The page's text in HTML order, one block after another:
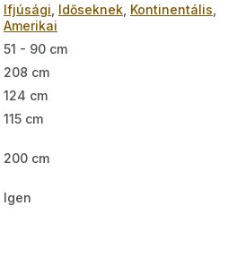
Ifjúsági Időseknek Kontinentális
Amerikai
51 - 90 cm
208 cm
124 cm
115 cm
200 cm
Igen